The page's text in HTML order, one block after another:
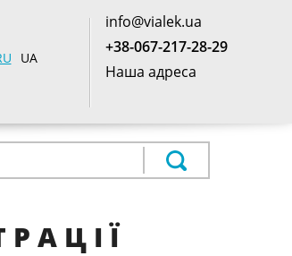
UA
info@vialek.ua
+38-067-217-28-29
Наша адреса